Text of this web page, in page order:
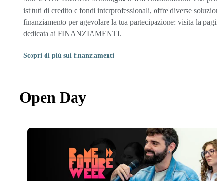
istituti di credito e fondi interprofessionali, offre diverse
finanziamento per agevolare la tua partecipazione: visita la
dedicata ai FINANZIAMENTI.
Scopri di più sui finanziamenti
Open Day